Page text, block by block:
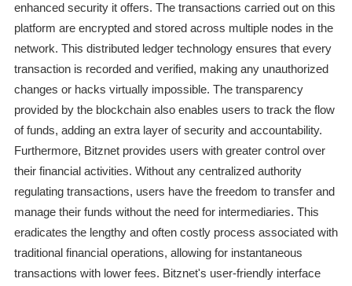
enhanced security it offers. The transactions carried out on this
platform are encrypted and stored across multiple nodes in the
network. This distributed ledger technology ensures that every
transaction is recorded and verified, making any unauthorized
changes or hacks virtually impossible. The transparency
provided by the blockchain also enables users to track the flow
of funds, adding an extra layer of security and accountability.
Furthermore, Bitznet provides users with greater control over
their financial activities. Without any centralized authority
regulating transactions, users have the freedom to transfer and
manage their funds without the need for intermediaries. This
eradicates the lengthy and often costly process associated with
traditional financial operations, allowing for instantaneous
transactions with lower fees. Bitznet's user-friendly interface